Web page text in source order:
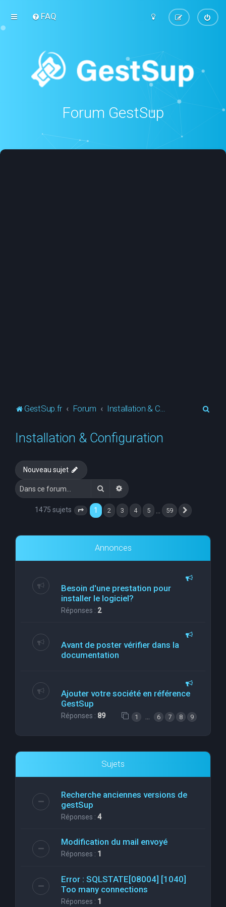
FAQ
Forum GestSup
GestSup.fr Forum Installation & Configuration
Installation & Configuration
Nouveau sujet
RechercherRecherche avancée
1475 sujets Page 1 sur59
1 2 3 4 5 59
Annonces
Besoin d'une prestation pour
installer le logiciel?
Réponses : 2
Avant de poster vérifier dans la
documentation
Ajouter votre société en référence
GestSup
Réponses : 89 1 6 7 8 9
Sujets
Recherche anciennes versions de
gestSup
Réponses : 4
Modification du mail envoyé
Réponses : 1
Error : SQLSTATE[08004] [1040]
Too many connections
Réponses : 1